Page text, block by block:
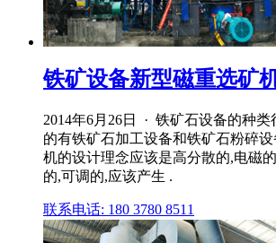
铁矿设备新型磁重选矿
2014年6月26日 · 铁矿石设备的种类
的有铁矿石加工设备和铁矿石粉碎
机的设计理念应该是高分散的,电磁
的,可调的,应该产生 .
联系电话: 180 3780 8511